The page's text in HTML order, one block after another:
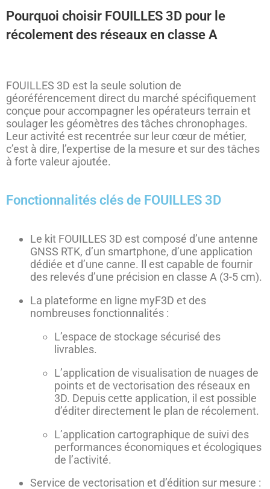
Pourquoi choisir FOUILLES 3D pour le
récolement des réseaux en classe A
FOUILLES 3D est la seule solution de
géoréférencement direct du marché spécifiquement
conçue pour accompagner les opérateurs terrain et
soulager les géomètres des tâches chronophages.
Leur activité est recentrée sur leur cœur de métier,
c’est à dire, l’expertise de la mesure et sur des tâches
à forte valeur ajoutée.
Fonctionnalités clés de FOUILLES 3D
Le kit FOUILLES 3D est composé d’une antenne
GNSS RTK, d’un smartphone, d’une application
dédiée et d’une canne. Il est capable de fournir
des relevés d’une précision en classe A (3-5 cm).
La plateforme en ligne myF3D et des
nombreuses fonctionnalités :
L’espace de stockage sécurisé des
livrables.
L’application de visualisation de nuages de
points et de vectorisation des réseaux en
3D. Depuis cette application, il est possible
d’éditer directement le plan de récolement.
L’application cartographique de suivi des
performances économiques et écologiques
de l’activité.
Service de vectorisation et d’édition sur mesure :